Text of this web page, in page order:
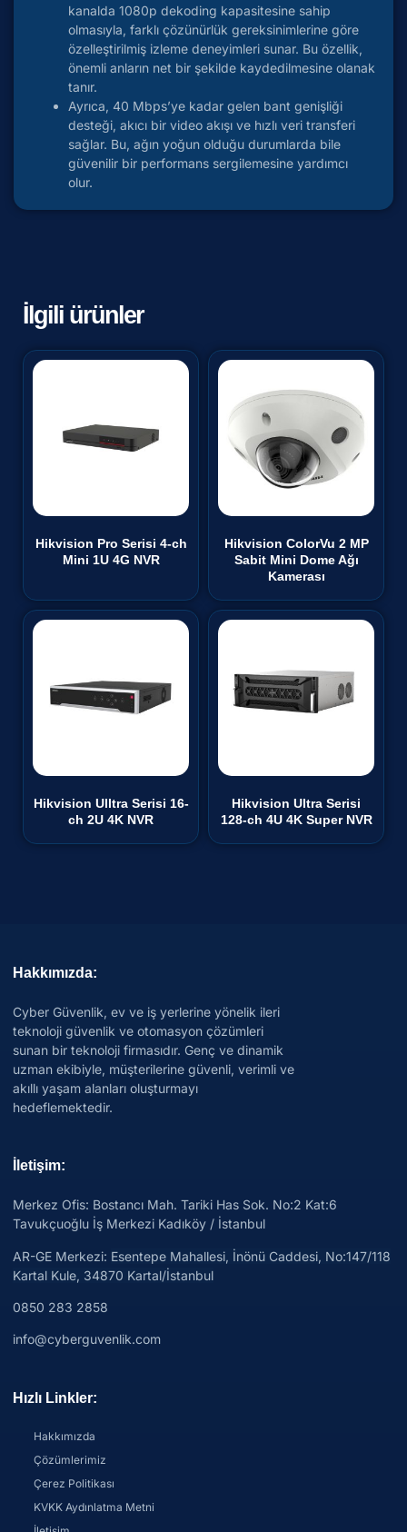
kanalda 1080p dekoding kapasitesine sahip
olmasıyla, farklı çözünürlük gereksinimlerine göre
özelleştirilmiş izleme deneyimleri sunar. Bu özellik,
önemli anların net bir şekilde kaydedilmesine olanak
tanır.
Ayrıca, 40 Mbps’ye kadar gelen bant genişliği
desteği, akıcı bir video akışı ve hızlı veri transferi
sağlar. Bu, ağın yoğun olduğu durumlarda bile
güvenilir bir performans sergilemesine yardımcı
olur.
İlgili ürünler
Hikvision Pro Serisi 4-ch
Mini 1U 4G NVR
Hikvision ColorVu 2 MP
Sabit Mini Dome Ağı
Kamerası
Hikvision Ulltra Serisi 16-
ch 2U 4K NVR
Hikvision Ultra Serisi
128-ch 4U 4K Super NVR
Hakkımızda:
Cyber Güvenlik, ev ve iş yerlerine yönelik ileri
teknoloji güvenlik ve otomasyon çözümleri
sunan bir teknoloji firmasıdır. Genç ve dinamik
uzman ekibiyle, müşterilerine güvenli, verimli ve
akıllı yaşam alanları oluşturmayı
hedeflemektedir.
İletişim:
Merkez Ofis: Bostancı Mah. Tariki Has Sok. No:2 Kat:6
Tavukçuoğlu İş Merkezi Kadıköy / İstanbul
AR-GE Merkezi: Esentepe Mahallesi, İnönü Caddesi, No:147/118
Kartal Kule, 34870 Kartal/İstanbul
0850 283 2858
info@cyberguvenlik.com
Hızlı Linkler:
Hakkımızda
Çözümlerimiz
Çerez Politikası
KVKK Aydınlatma Metni